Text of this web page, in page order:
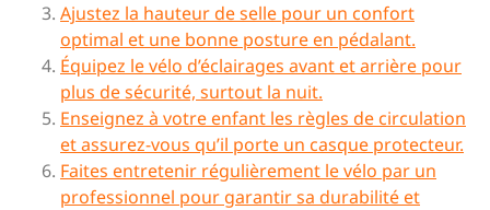
Ajustez la hauteur de selle pour un confort
optimal et une bonne posture en pédalant.
Équipez le vélo d’éclairages avant et arrière pour
plus de sécurité, surtout la nuit.
Enseignez à votre enfant les règles de circulation
et assurez-vous qu’il porte un casque protecteur.
Faites entretenir régulièrement le vélo par un
professionnel pour garantir sa durabilité et